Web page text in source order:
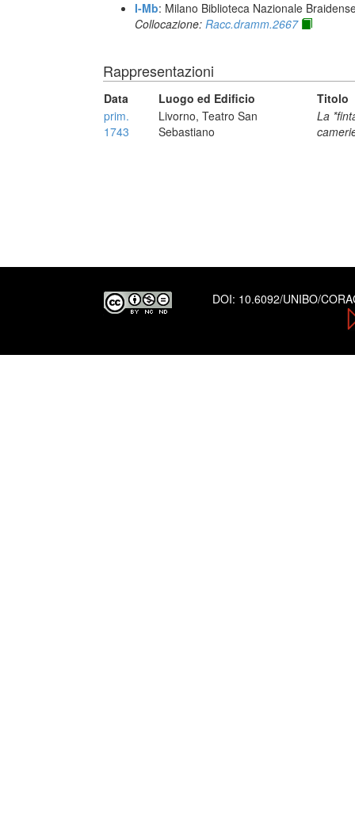
I-Mb: Milano Biblioteca Nazionale
Collocazione: Racc.dramm.2667
Rappresentazioni
Data Luogo ed Edificio
Titolo
prim.
1743
Livorno, Teatro San
Sebastiano
La
DOI: 10.6092/UNIBO/